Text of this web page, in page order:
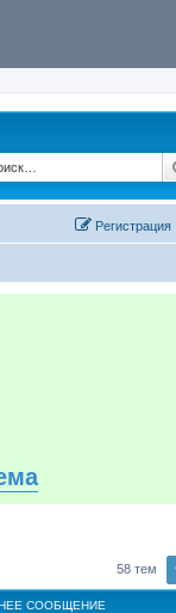
Регистрация
58 тем
СООБЩЕНИЕ